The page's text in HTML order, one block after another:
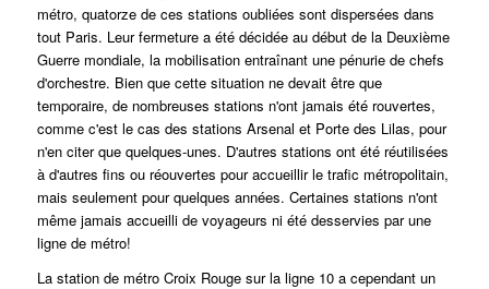
métro, quatorze de ces stations oubliées sont dispersées dans
tout Paris. Leur fermeture a été décidée au début de la Deuxième
Guerre mondiale, la mobilisation entraînant une pénurie de chefs
d'orchestre. Bien que cette situation ne devait être que
temporaire, de nombreuses stations n'ont jamais été rouvertes,
comme c'est le cas des stations Arsenal et Porte des Lilas, pour
n'en citer que quelques-unes. D'autres stations ont été réutilisées
à d'autres fins ou réouvertes pour accueillir le trafic métropolitain,
mais seulement pour quelques années. Certaines stations n'ont
même jamais accueilli de voyageurs ni été desservies par une
ligne de métro!
La station de métro Croix Rouge sur la ligne 10 a cependant un